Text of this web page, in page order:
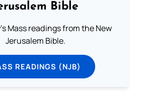
Bible
Mass readings from the New
Jerusalem Bible.
READINGS (NJB)